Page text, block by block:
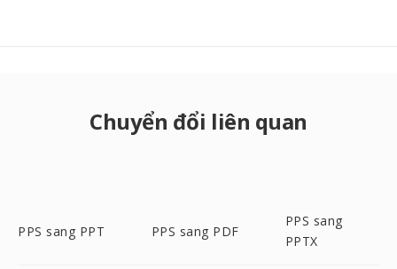
Chuyển đổi liên quan
PPS sang PPT PPS sang PDF
PPS sang
PPTX